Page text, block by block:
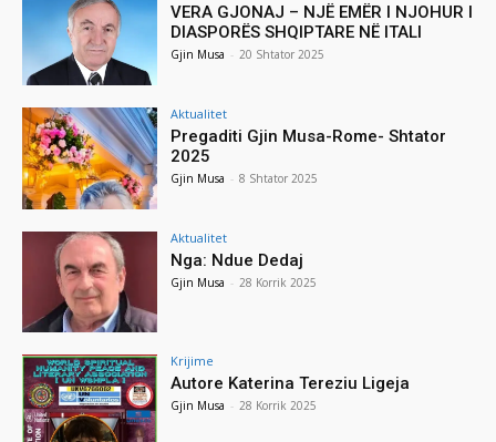
VERA GJONAJ – NJË EMËR I NJOHUR I
DIASPORËS SHQIPTARE NË ITALI
Gjin Musa - 20 Shtator 2025
Aktualitet
Pregaditi Gjin Musa-Rome- Shtator
2025
Gjin Musa - 8 Shtator 2025
Aktualitet
Nga: Ndue Dedaj
Gjin Musa - 28 Korrik 2025
Krijime
Autore Katerina Tereziu Ligeja
Gjin Musa - 28 Korrik 2025